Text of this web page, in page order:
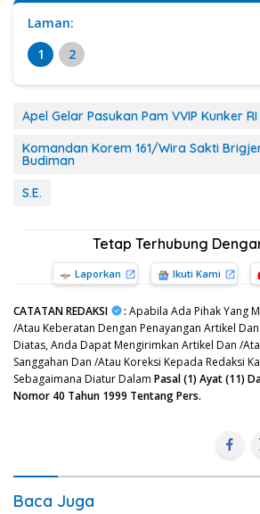
Laman:
1
2
Apel Gelar Pasukan Pam VVIP Kunker RI
Komandan Korem 161/Wira Sakti
Budiman
S.E.
Tetap Terhubung
Laporkan Ikuti Kami
CATATAN REDAKSI : Apabila Ada Pihak Yang
/Atau Keberatan Dengan Penayangan Artikel
Diatas, Anda Dapat Mengirimkan Artikel Dan /
Sanggahan Dan /Atau Koreksi Kepada Redaksi
Sebagaimana Diatur Dalam Pasal (1) Ayat (11)
Nomor 40 Tahun 1999 Tentang Pers.
Baca Juga